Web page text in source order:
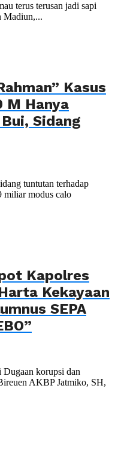
terus terusan jadi sapi
Madiun,...
Kasus
M Hanya
Sidang
tuntutan terhadap
miliar modus calo
Kapolres
Kekayaan
SEPA
korupsi dan
AKBP Jatmiko, SH,